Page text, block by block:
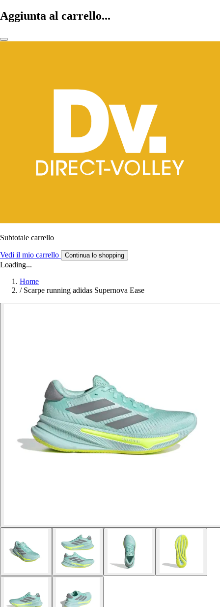
Aggiunta al carrello...
Subtotale carrello
Vedi il mio carrello Continua lo shopping
Loading...
Home
/ Scarpe running adidas Supernova Ease